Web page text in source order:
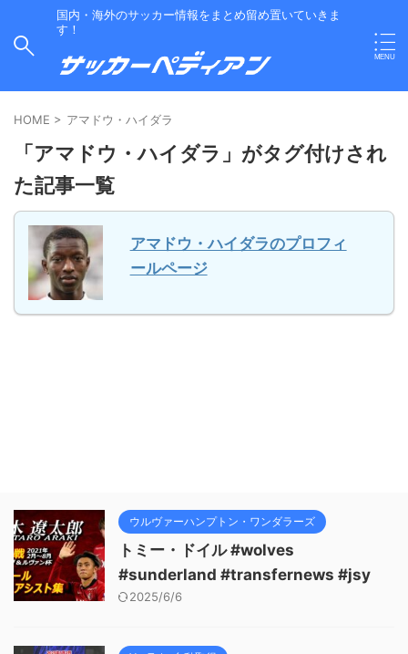
国内・海外のサッカー情報をまとめ留め置いていきま
す！
HOME > アマドウ・ハイダラ
「アマドウ・ハイダラ」がタグ付けされ
た記事一覧
アマドウ・ハイダラのプロフィ
ールページ
ウルヴァーハンプトン・ワンダラーズ
トミー・ドイル #wolves
#sunderland #transfernews #jsy
2025/6/6